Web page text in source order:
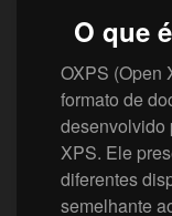
O que
OXPS (Open
formato de
desenvolvido
XPS. Ele
diferentes
semelhante